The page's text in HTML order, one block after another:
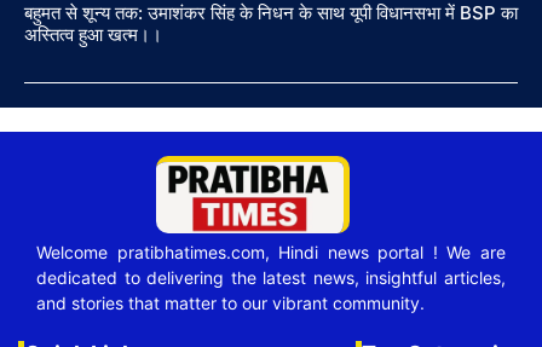
बहुमत से शून्य तक: उमाशंकर सिंह के निधन के साथ यूपी विधानसभा में BSP का
अस्तित्व हुआ खत्म।।
Welcome pratibhatimes.com, Hindi news portal ! We are
dedicated to delivering the latest news, insightful articles,
and stories that matter to our vibrant community.